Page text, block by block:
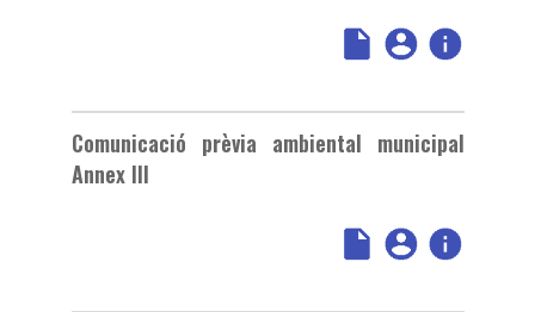
Comunicació prèvia ambiental municipal
Annex III